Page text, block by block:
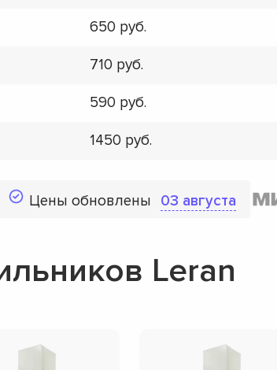
650
710
590
1450
Цены обновлены 03 августа
Leran